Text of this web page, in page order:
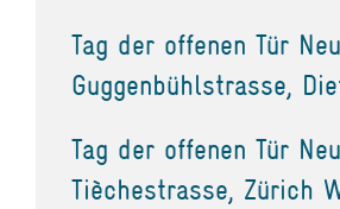
Tag der offenen Tür
Guggenbühlstrasse,
Tag der offenen Tür
Tièchestrasse, Zürich